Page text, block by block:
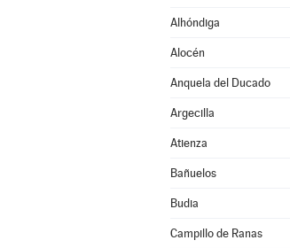
Alhóndiga
Alocén
Anquela del Ducado
Argecilla
Atienza
Bañuelos
Budia
Campillo de Ranas